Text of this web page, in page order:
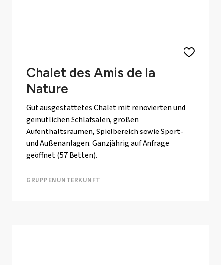
Chalet des Amis de la
Nature
Gut ausgestattetes Chalet mit renovierten und
gemütlichen Schlafsälen, großen
Aufenthaltsräumen, Spielbereich sowie Sport-
und Außenanlagen. Ganzjährig auf Anfrage
geöffnet (57 Betten).
GRUPPENUNTERKUNFT